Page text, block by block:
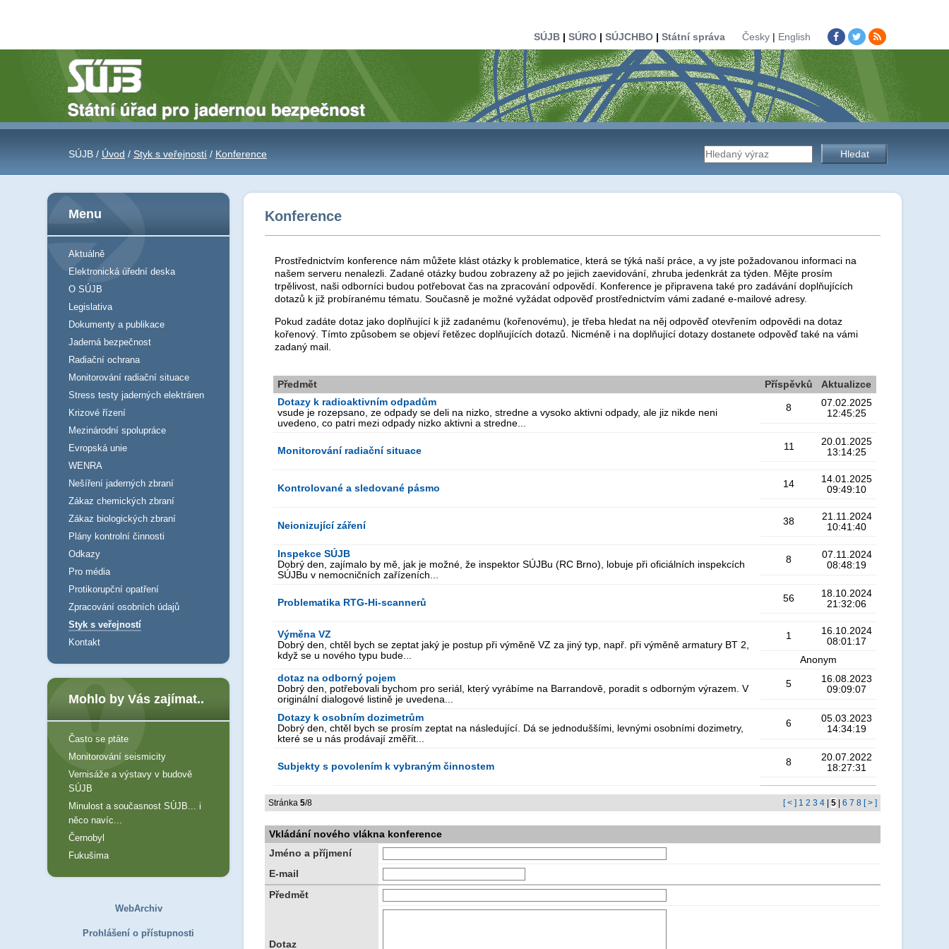
SÚJB| SÚRO| SÚJCHBO| Státní správa Česky| English
SÚJB / Úvod / Styk s veřejností / Konference Vyhledávání
úřadu
Konference
Prostřednictvím konference nám můžete klást otázky k problematice, která se týká naší práce, a vy jste požadovanou informaci na
našem serveru nenalezli. Zadané otázky budou zobrazeny až po jejich zaevidování, zhruba jedenkrát za týden. Mějte prosím
trpělivost, naši odborníci budou potřebovat čas na zpracování odpovědí. Konference je připravena také pro zadávání doplňujících
dotazů k již probíranému tématu. Současně je možné vyžádat odpověď prostřednictvím vámi zadané e-mailové adresy.
Pokud zadáte dotaz jako doplňující k již zadanému (kořenovému), je třeba hledat na něj odpověď otevřením odpovědi na dotaz
kořenový. Tímto způsobem se objeví řetězec doplňujících dotazů. Nicméně i na doplňující dotazy dostanete odpověď také na vámi
zadaný mail.
Předmět Příspěvků
Aktualizce
Dotazy k radioaktivním odpadům
vsude je rozepsano, ze odpady se deli na nizko, stredne a vysoko aktivni odpady, ale jiz nikde neni
uvedeno, co patri mezi odpady nizko aktivni a stredne...
8
07.02.2025
12:45:25
Monitorování radiační situace 11
20.01.2025
13:14:25
Kontrolované a sledované pásmo 14
14.01.2025
09:49:10
Neionizující záření 38
21.11.2024
10:41:40
Inspekce SÚJB
Dobrý den, zajímalo by mě, jak je možné, že inspektor SÚJBu (RC Brno), lobuje při oficiálních inspekcích
SÚJBu v nemocničních zařízeních...
8
07.11.2024
08:48:19
Problematika RTG-Hi-scannerů 56
18.10.2024
21:32:06
Výměna VZ
Dobrý den, chtěl bych se zeptat jaký je postup při výměně VZ za jiný typ, např. při výměně armatury BT 2,
když se u nového typu bude...
1
16.10.2024
08:01:17
Anonym
dotaz na odborný pojem
Dobrý den, potřebovali bychom pro seriál, který vyrábíme na Barrandově, poradit s odborným výrazem. V
originální dialogové listině je uvedena...
5
16.08.2023
09:09:07
Dotazy k osobním dozimetrům
Dobrý den, chtěl bych se prosím zeptat na následující. Dá se jednoduššími, levnými osobními dozimetry,
které se u nás prodávají změřit...
6
05.03.2023
14:34:19
Subjekty s povolením k vybraným činnostem 8
20.07.2022
18:27:31
Stránka 5/8 [ < ] 1 2 3 4 5 6 7 8 [ > ]
Vkládání nového vlákna konference
Jméno a příjmení
E-mail
Předmět
Dotaz
Menu
Aktuálně
Elektronická úřední deska
O SÚJB
Legislativa
Dokumenty a publikace
Jaderná bezpečnost
Radiační ochrana
Monitorování radiační situace
Stress testy jaderných elektráren
Krizové řízení
Mezinárodní spolupráce
Evropská unie
WENRA
Nešíření jaderných zbraní
Zákaz chemických zbraní
Zákaz biologických zbraní
Plány kontrolní činnosti
Odkazy
Pro média
Protikorupční opatření
Zpracování osobních údajů
Styk s veřejností
Kontakt
Mohlo by Vás zajímat..
Často se ptáte
Monitorování seismicity
Vernisáže a výstavy v budově
SÚJB
Minulost a současnost SÚJB... i
něco navíc...
Černobyl
Fukušima
WebArchiv
Prohlášení o přístupnosti